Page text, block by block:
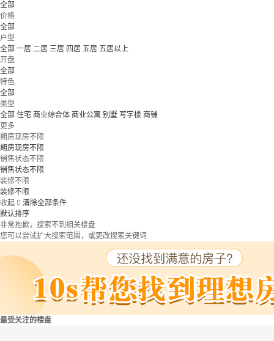
全部
价格
全部
户型
全部 一居 二居 三居 四居 五居 五居以上
开盘
全部
特色
全部
类型
全部 住宅 商业综合体 商业公寓 别墅 写字楼 商铺
更多
期房现房不限
期房现房不限
销售状态不限
销售状态不限
装修不限
装修不限
收起  清除全部条件
默认排序
非常抱歉，搜索不到相关楼盘
您可以尝试扩大搜索范围，或更改搜索关键词
最受关注的楼盘